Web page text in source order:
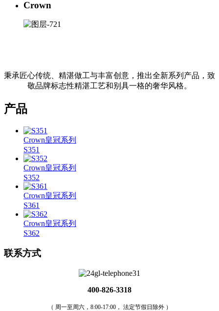
Crown
秉承匠心传统、精湛做工与丰富创意，推出全新系列产品，致
敬品牌标志性精湛工艺和别具一格的奢华风格。
产品
Crown皇冠系列
S351
Crown皇冠系列
S352
Crown皇冠系列
S361
Crown皇冠系列
S362
联系方式
400-826-3318
（ 周一至周六，8:00-17:00， 法定节假日除外 ）